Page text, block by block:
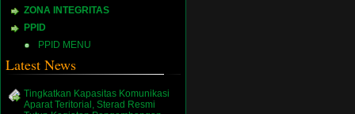
ZONA INTEGRITAS
PPID
PPID MENU
Latest News
Tingkatkan Kapasitas Komunikasi
Aparat Teritorial, Sterad Resmi